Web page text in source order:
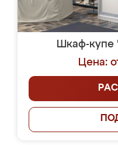
Шкаф-купе
Цена: